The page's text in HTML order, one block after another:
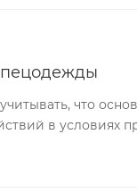
что
в условиях